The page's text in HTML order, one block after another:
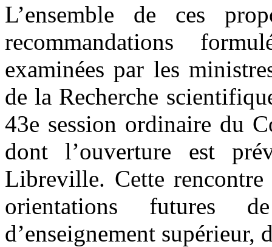
L’ensemble de ces
recommandations
examinées par les
de la Recherche
43e session ordinaire du
dont l’ouverture est
Libreville. Cette
orientations futures
d’enseignement supérieur,